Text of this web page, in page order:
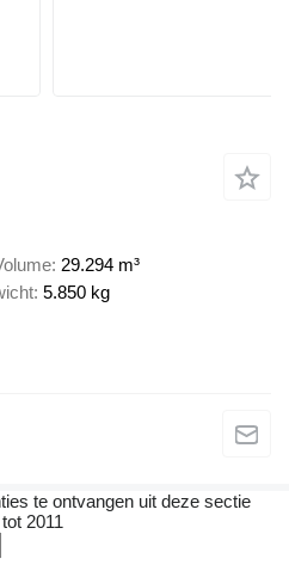
29.294 m³
5.850 kg
te ontvangen uit deze sectie
2011